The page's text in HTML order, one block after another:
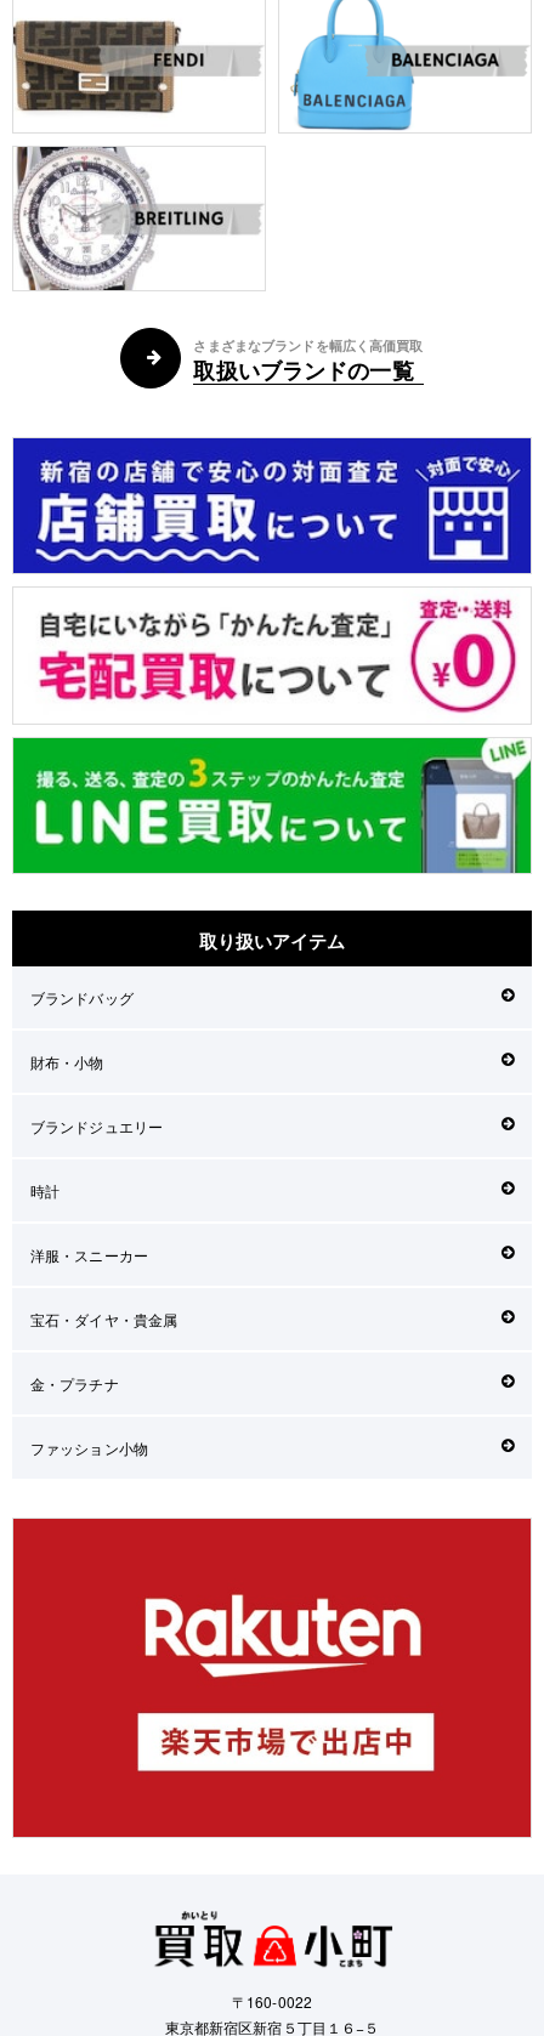
さまざまなブランドを幅広く高価買取
取扱いブランドの一覧
取り扱いアイテム
ブランドバッグ
財布・小物
ブランドジュエリー
時計
洋服・スニーカー
宝石・ダイヤ・貴金属
金・プラチナ
ファッション小物
〒160-0022
東京都新宿区新宿５丁目１６−５